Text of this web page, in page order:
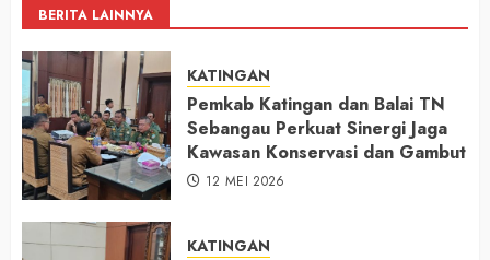
BERITA LAINNYA
KATINGAN
Pemkab Katingan dan Balai TN
Sebangau Perkuat Sinergi Jaga
Kawasan Konservasi dan Gambut
12 MEI 2026
KATINGAN